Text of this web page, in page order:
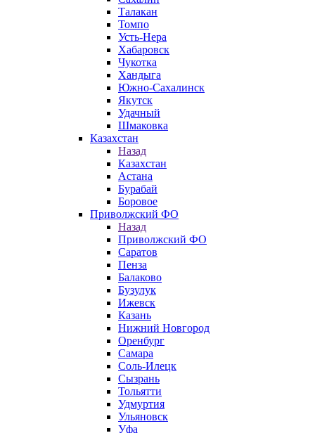
Талакан
Томпо
Усть-Нера
Хабаровск
Чукотка
Хандыга
Южно-Сахалинск
Якутск
Удачный
Шмаковка
Казахстан
Назад
Казахстан
Астана
Бурабай
Боровое
Приволжский ФО
Назад
Приволжский ФО
Саратов
Пенза
Балаково
Бузулук
Ижевск
Казань
Нижний Новгород
Оренбург
Самара
Соль-Илецк
Сызрань
Тольятти
Удмуртия
Ульяновск
Уфа